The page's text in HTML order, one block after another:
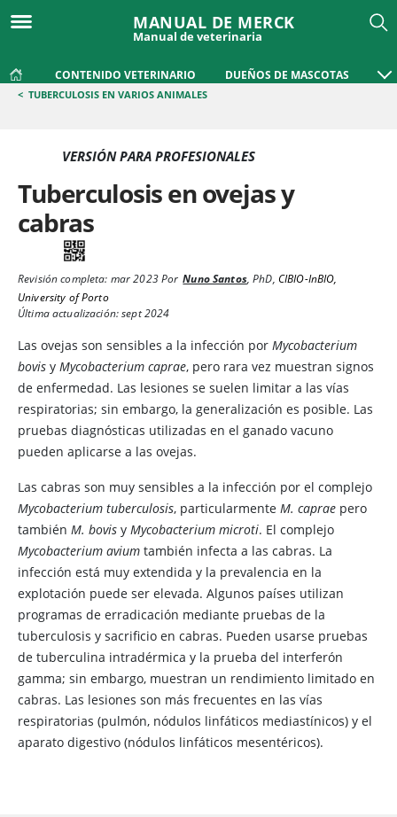
MANUAL DE MERCK
Manual de veterinaria
CONTENIDO VETERINARIO DUEÑOS DE MASCOTAS
< TUBERCULOSIS EN VARIOS ANIMALES
VERSIÓN PARA PROFESIONALES
Tuberculosis en ovejas y
cabras
Revisión completa: mar 2023Por Nuno Santos,PhD, CIBIO-InBIO,
University of Porto
Última actualización: sept 2024
Las ovejas son sensibles a la infección por Mycobacterium
bovis y Mycobacterium caprae, pero rara vez muestran signos
de enfermedad. Las lesiones se suelen limitar a las vías
respiratorias; sin embargo, la generalización es posible. Las
pruebas diagnósticas utilizadas en el ganado vacuno
pueden aplicarse a las ovejas.
Las cabras son muy sensibles a la infección por el complejo
Mycobacterium tuberculosis, particularmente M. caprae pero
también M. bovis y Mycobacterium microti. El complejo
Mycobacterium avium también infecta a las cabras. La
infección está muy extendida y la prevalencia en la
explotación puede ser elevada. Algunos países utilizan
programas de erradicación mediante pruebas de la
tuberculosis y sacrificio en cabras. Pueden usarse pruebas
de tuberculina intradérmica y la prueba del interferón
gamma; sin embargo, muestran un rendimiento limitado en
cabras. Las lesiones son más frecuentes en las vías
respiratorias (pulmón, nódulos linfáticos mediastínicos) y el
aparato digestivo (nódulos linfáticos mesentéricos).